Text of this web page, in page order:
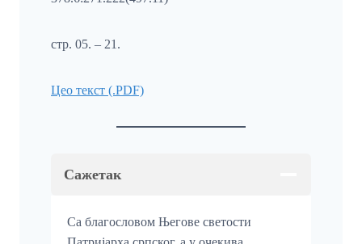
стр. 05. – 21.
Цео текст (.PDF)
Сажетак
Са благословом Његове светости